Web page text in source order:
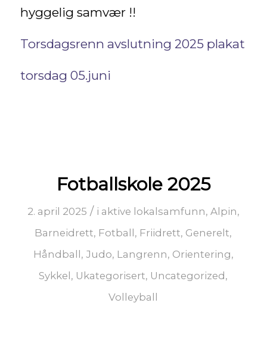
hyggelig samvær !!
Torsdagsrenn avslutning 2025 plakat
torsdag 05.juni
Fotballskole 2025
2. april 2025 / i aktive lokalsamfunn, Alpin,
Barneidrett, Fotball, Friidrett, Generelt,
Håndball, Judo, Langrenn, Orientering,
Sykkel, Ukategorisert, Uncategorized,
Volleyball